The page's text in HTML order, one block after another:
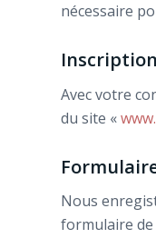
nécessaire
Avec votre
du site «
Nous
formulaire de